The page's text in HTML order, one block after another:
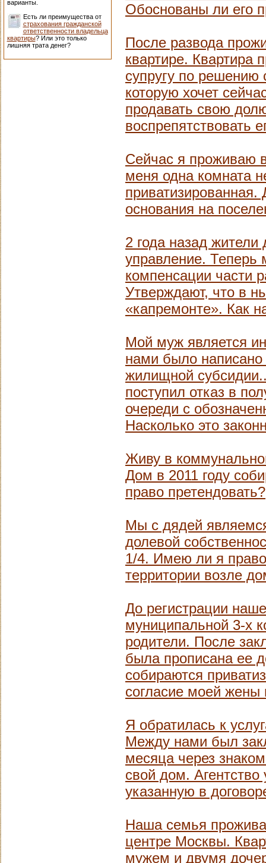
варианты.
Есть ли преимущества от
страхования гражданской
ответственности владельца
квартиры? Или это только
лишняя трата денег?
Обоснованы ли его
После развода
квартире. Квартира
супругу по решению
которую хочет
продавать свою
воспрепятствовать
Сейчас я проживаю
меня одна комната
основания на
2 года назад
управление. Теперь
компенсации части
Утверждают, что в
«капремонте». Как
Мой муж является
нами было
жилищной
поступил отказ в
очереди с
Насколько это
Живу в
Дом в 2011 году
право претендовать?
Мы с дядей
долевой
1/4. Имею ли я право
территории возле
До регистрации
муниципальной 3-х
родители. После
была прописана ее
собираются
согласие моей жены
Я обратилась к
Между нами был
месяца через
свой дом.
указанную в
Наша семья
центре Москвы.
мужем и двумя